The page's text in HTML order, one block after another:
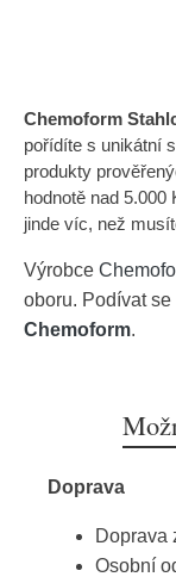
Chemoform
pořídíte s unikátní
produkty
hodnotě nad
jinde víc, než
Výrobce
oboru. Podívat
Chemoform.
Doprava
Doprava
Osobní